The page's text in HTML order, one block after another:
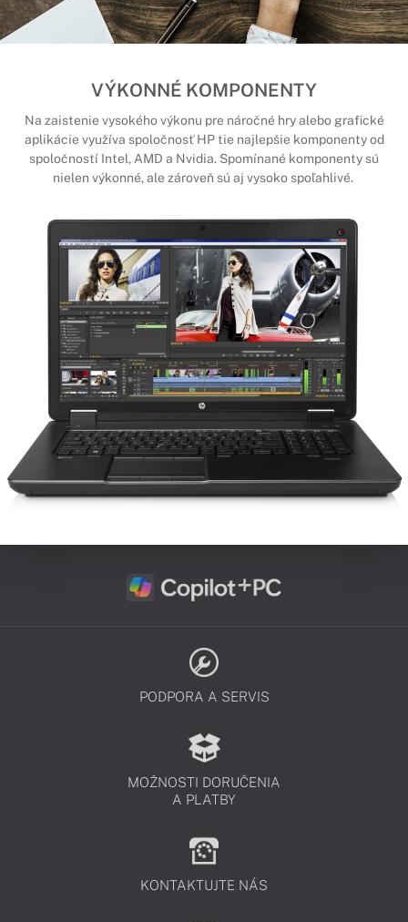
VÝKONNÉ KOMPONENTY
Na zaistenie vysokého výkonu pre náročné hry alebo grafické
aplikácie využíva spoločnosť HP tie najlepšie komponenty od
spoločností Intel, AMD a Nvidia. Spomínané komponenty sú
nielen výkonné, ale zároveň sú aj vysoko spoľahlivé.
PODPORA A SERVIS
MOŽNOSTI DORUČENIA
A PLATBY
KONTAKTUJTE NÁS